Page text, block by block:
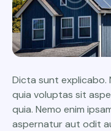
Dicta sunt explicabo.
quia voluptas sit
quia. Nemo enim
aspernatur aut odit